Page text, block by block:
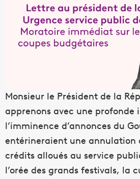
Monsieur le Président de la
apprenons avec une profonde
l’imminence d’annonces du
entérineraient une annulation
crédits alloués au service
l’orée des grands festivals, la